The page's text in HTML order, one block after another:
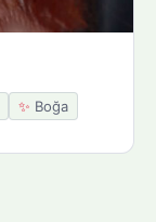
✨ Boğa